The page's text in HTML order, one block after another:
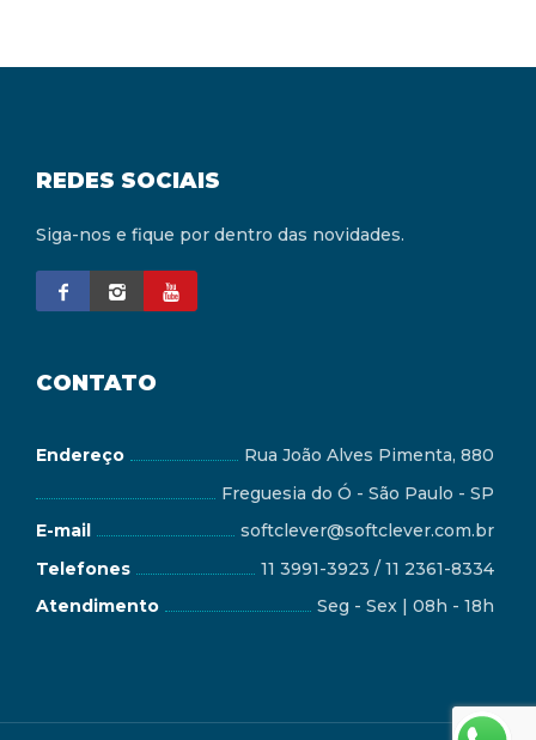
REDES SOCIAIS
Siga-nos e fique por dentro das novidades.
CONTATO
Endereço
Rua João Alves Pimenta, 880
Freguesia do Ó - São Paulo - SP
E-mail
softclever@softclever.com.br
Telefones
11 3991-3923 / 11 2361-8334
Atendimento
Seg - Sex | 08h - 18h